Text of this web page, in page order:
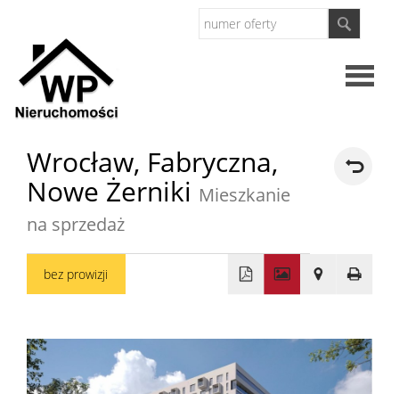
Domy
Wrocław, Fabryczna,
Nowe Żerniki Mieszkanie
na sprzedaż
bez prowizji
−